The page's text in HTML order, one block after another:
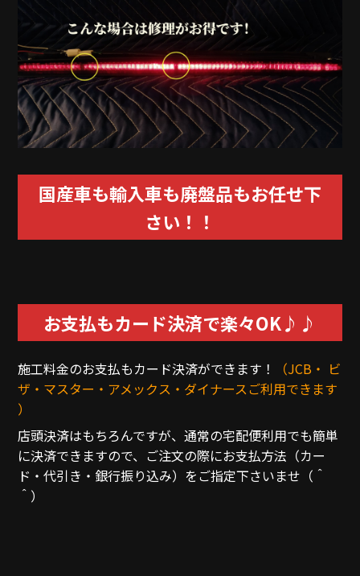
国産車も輸入車も廃盤品もお任せ下
さい！！
お支払もカード決済で楽々OK♪♪
施工料金のお支払もカード決済ができます！
（JCB・ ビ
ザ・マスター・アメックス・ダイナースご利用できます
）
店頭決済はもちろんですが、通常の宅配便利用でも簡単
に決済できますので、ご注文の際にお支払方法（カー
ド・代引き・銀行振り込み）をご指定下さいませ（＾
＾）